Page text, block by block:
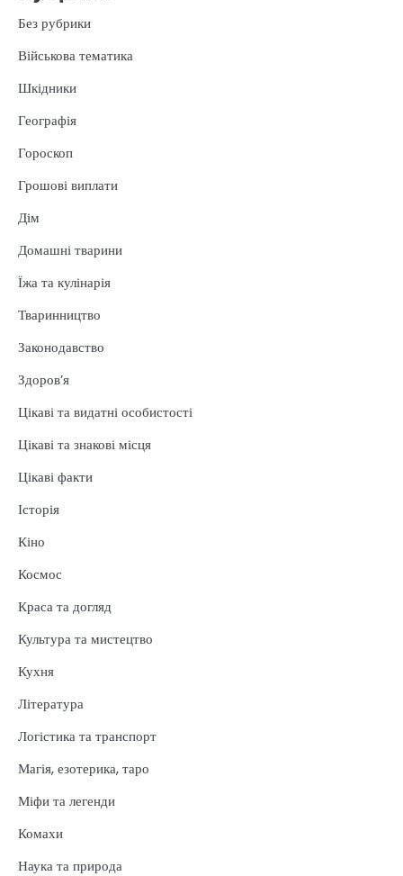
Без рубрики
Військова тематика
Шкідники
Географія
Гороскоп
Грошові виплати
Дім
Домашні тварини
Їжа та кулінарія
Тваринництво
Законодавство
Здоров’я
Цікаві та видатні особистості
Цікаві та знакові місця
Цікаві факти
Історія
Кіно
Космос
Краса та догляд
Культура та мистецтво
Кухня
Література
Логістика та транспорт
Магія, езотерика, таро
Міфи та легенди
Комахи
Наука та природа